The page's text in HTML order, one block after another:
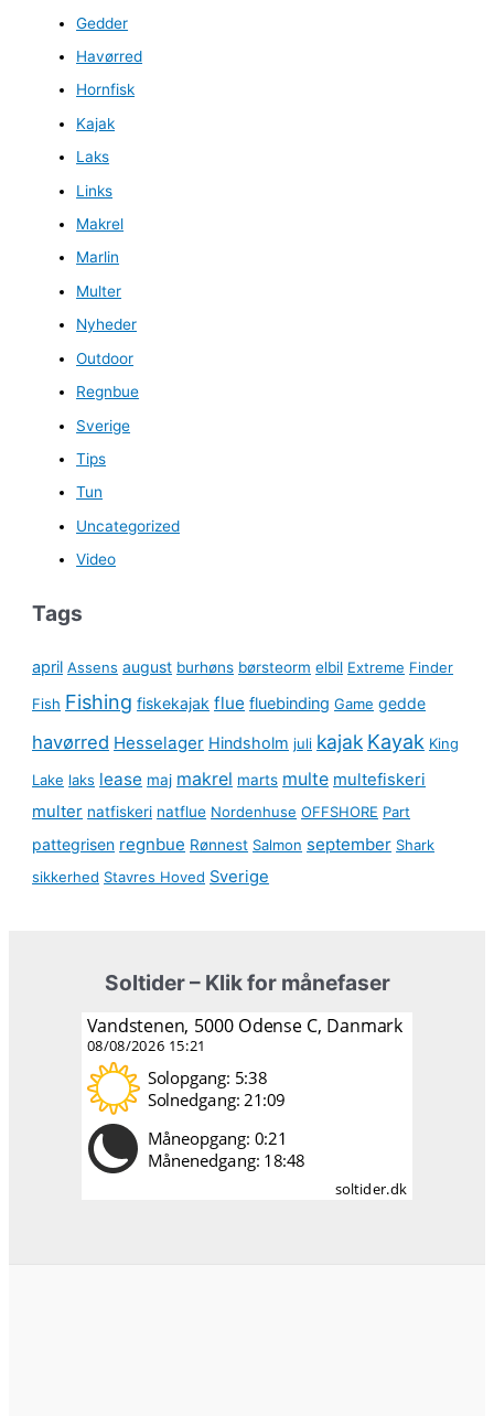
Gedder
Havørred
Hornfisk
Kajak
Laks
Links
Makrel
Marlin
Multer
Nyheder
Outdoor
Regnbue
Sverige
Tips
Tun
Uncategorized
Video
Tags
april Assens august burhøns børsteorm elbil Extreme Finder
Fish Fishing fiskekajak flue fluebinding Game gedde
havørred Hesselager Hindsholm juli kajak Kayak King
Lake laks lease maj makrel marts multe multefiskeri
multer natfiskeri natflue Nordenhuse OFFSHORE Part
pattegrisen regnbue Rønnest Salmon september Shark
sikkerhed Stavres Hoved Sverige
Soltider – Klik for månefaser